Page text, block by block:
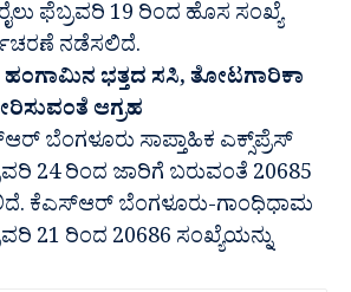
ಫೆಬ್ರವರಿ 19 ರಿಂದ ಹೊಸ ಸಂಖ್ಯೆ
ನಡೆಸಲಿದೆ.
ಭತ್ತದ ಸಸಿ, ತೋಟಗಾರಿಕಾ
ಆಗ್ರಹ
ಬೆಂಗಳೂರು ಸಾಪ್ತಾಹಿಕ ಎಕ್ಸ್‌ಪ್ರೆಸ್
24 ರಿಂದ ಜಾರಿಗೆ ಬರುವಂತೆ 20685
ಕೆಎಸ್ಆರ್ ಬೆಂಗಳೂರು-ಗಾಂಧಿಧಾಮ
21 ರಿಂದ 20686 ಸಂಖ್ಯೆಯನ್ನು